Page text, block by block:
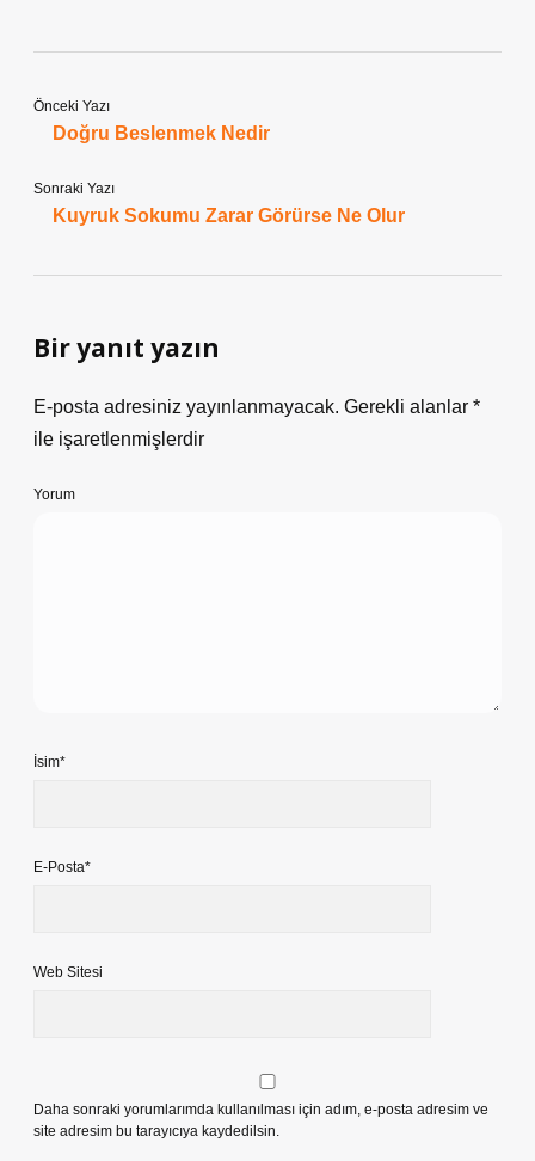
Önceki Yazı
Doğru Beslenmek Nedir
Sonraki Yazı
Kuyruk Sokumu Zarar Görürse Ne Olur
Bir yanıt yazın
E-posta adresiniz yayınlanmayacak. Gerekli alanlar *
ile işaretlenmişlerdir
Yorum
İsim*
E-Posta*
Web Sitesi
Daha sonraki yorumlarımda kullanılması için adım, e-posta adresim ve
site adresim bu tarayıcıya kaydedilsin.